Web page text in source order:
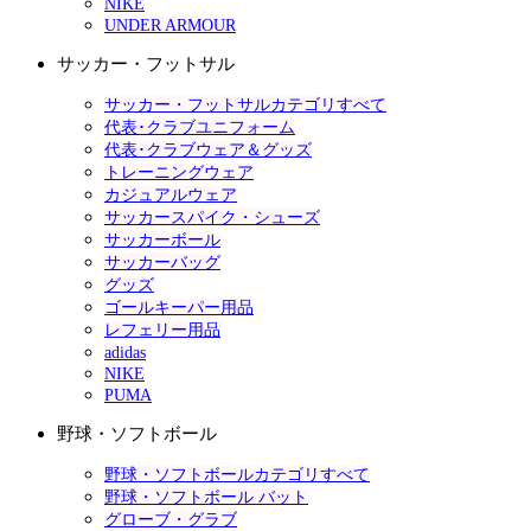
NIKE
UNDER ARMOUR
サッカー・フットサル
サッカー・フットサルカテゴリすべて
代表･クラブユニフォーム
代表･クラブウェア＆グッズ
トレーニングウェア
カジュアルウェア
サッカースパイク・シューズ
サッカーボール
サッカーバッグ
グッズ
ゴールキーパー用品
レフェリー用品
adidas
NIKE
PUMA
野球・ソフトボール
野球・ソフトボールカテゴリすべて
野球・ソフトボール バット
グローブ・グラブ